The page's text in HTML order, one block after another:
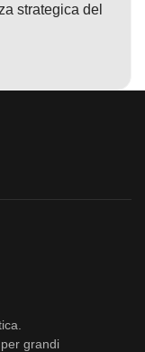
strategica del
grandi